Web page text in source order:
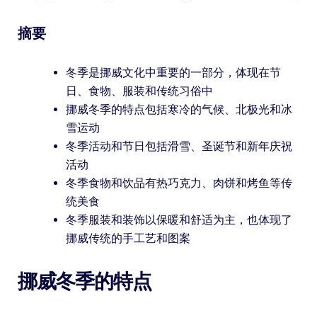
摘要
冬季是挪威文化中重要的一部分，体现在节
日、食物、服装和传统习俗中
挪威冬季的特点包括寒冷的气候、北极光和冰
雪运动
冬季活动和节日包括滑雪、圣诞节和新年庆祝
活动
冬季食物和饮品有热巧克力、肉饼和烤鱼等传
统美食
冬季服装和装饰以保暖和舒适为主，也体现了
挪威传统的手工艺和图案
挪威冬季的特点